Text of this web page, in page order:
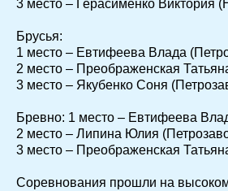
3 место – Герасименко Виктория
Брусья:
1 место – Евтифеева Влада
2 место – Преображенская
3 место – Якубенко Соня
Бревно: 1 место – Евтифеева
2 место – Липина Юлия
3 место – Преображенская
Соревнования прошли на